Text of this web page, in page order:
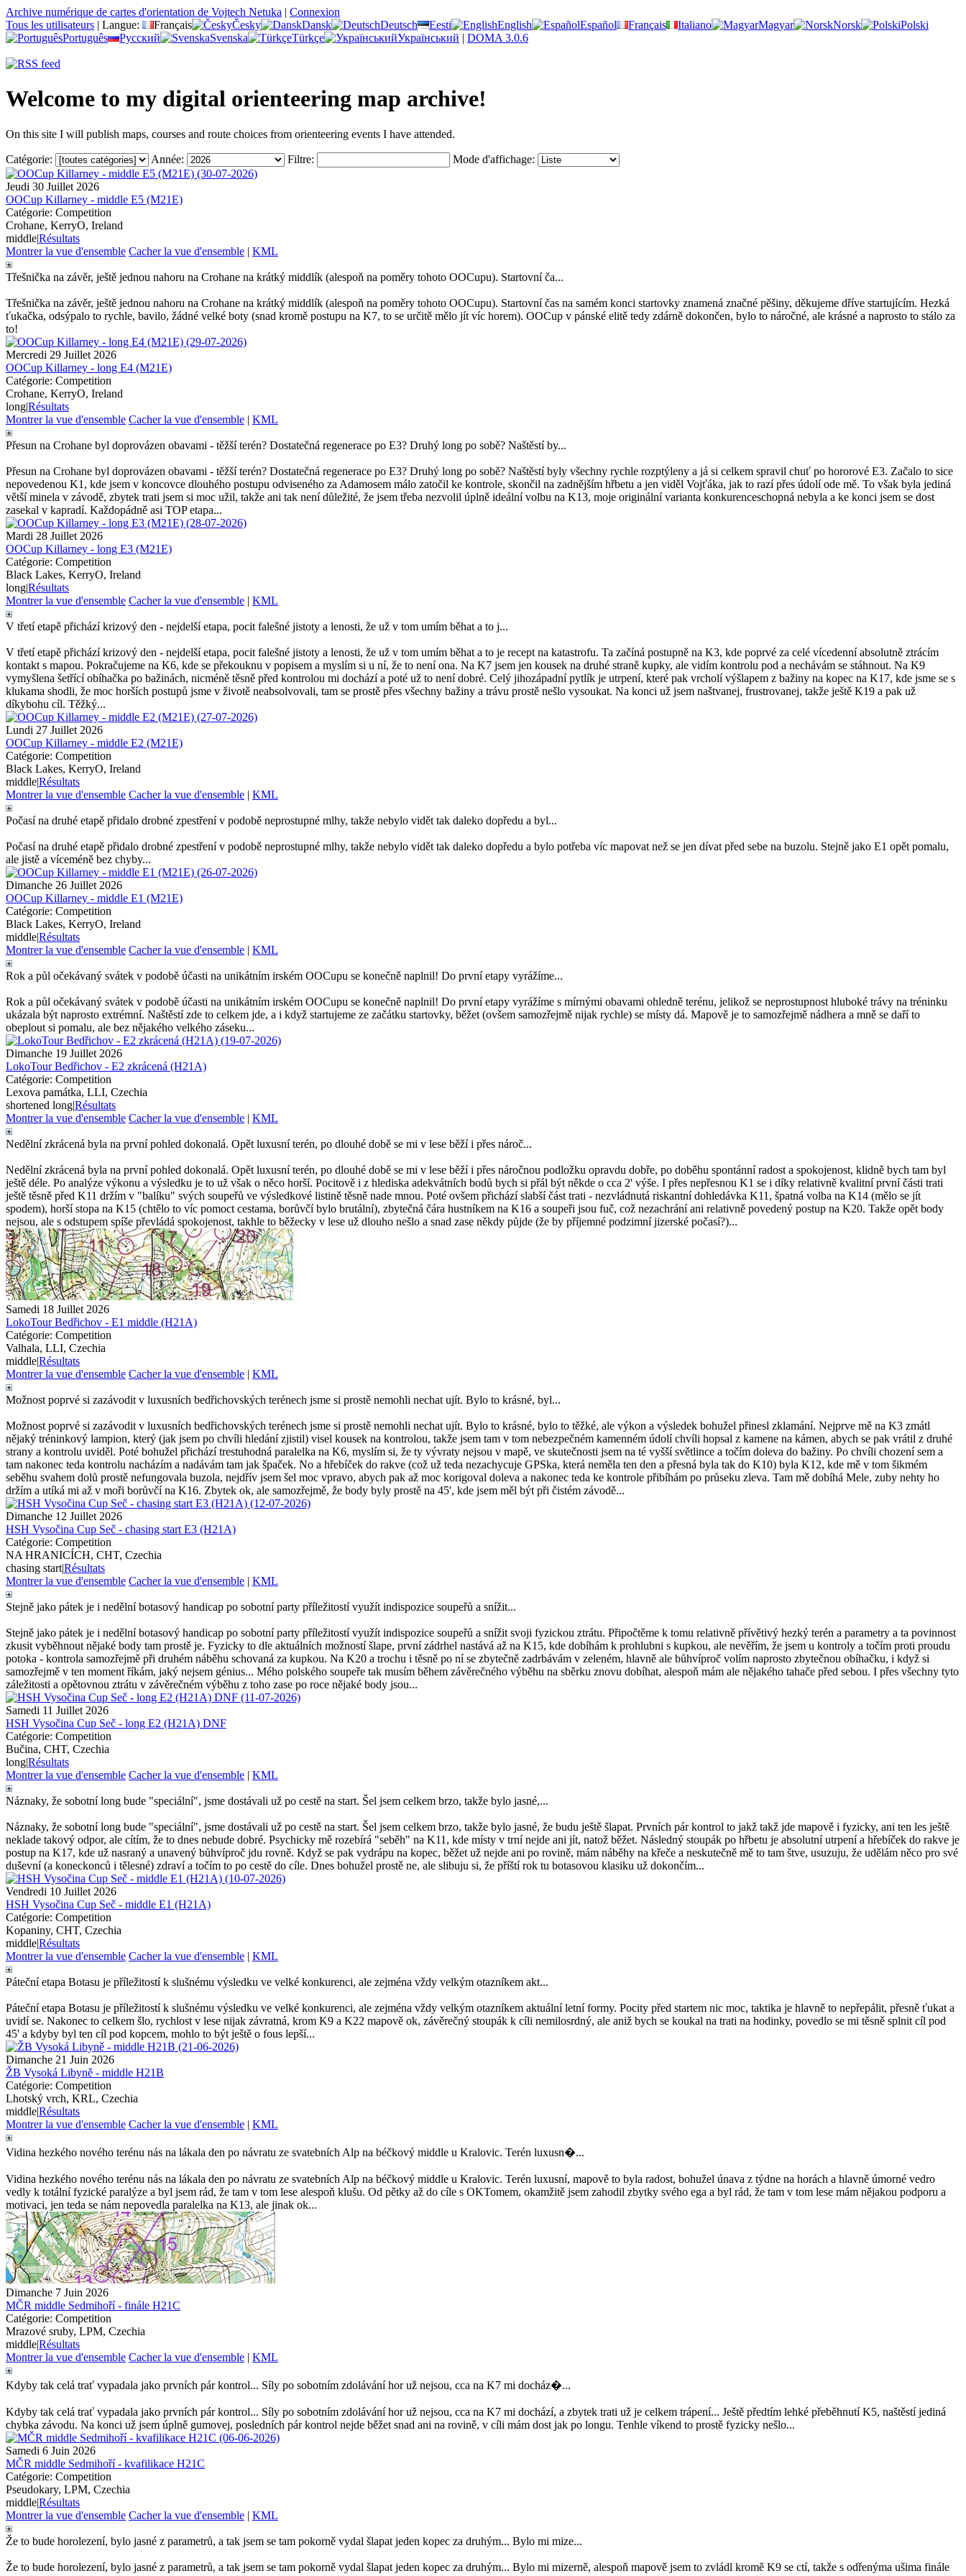
Archive numérique de cartes d'orientation de Vojtech Netuka | Connexion
Tous les utilisateurs | Langue: Français Česky Dansk Deutsch Eesti English Español Français Italiano Magyar Norsk
Polski
Português
Русский Svenska Türkçe Український | DOMA 3.0.6
Welcome to my digital orienteering map archive!
On this site I will publish maps, courses and route choices from orienteering events I have attended.
Catégorie: Année: Filtre: Mode d'affichage:
Jeudi 30 Juillet 2026
OOCup Killarney - middle E5 (M21E)
Catégorie: Competition
Crohane, KerryO, Ireland
middle|Résultats
Montrer la vue d'ensemble Cacher la vue d'ensemble | KML
Třešnička na závěr, ještě jednou nahoru na Crohane na krátký middlík (alespoň na poměry tohoto OOCupu). Startovní ča...
Třešnička na závěr, ještě jednou nahoru na Crohane na krátký middlík (alespoň na poměry tohoto OOCupu). Startovní čas na samém konci startovky znamená značné pěšiny, děkujeme dříve startujícím. Hezká
ťukačka, odsýpalo to rychle, bavilo, žádné velké boty (snad kromě postupu na K7, to se určitě mělo jít víc horem). OOCup v pánské elitě tedy zdárně dokončen, bylo to náročné, ale krásné a naprosto to stálo za
to!
Mercredi 29 Juillet 2026
OOCup Killarney - long E4 (M21E)
Catégorie: Competition
Crohane, KerryO, Ireland
long|Résultats
Montrer la vue d'ensemble Cacher la vue d'ensemble | KML
Přesun na Crohane byl doprovázen obavami - těžší terén? Dostatečná regenerace po E3? Druhý long po sobě? Naštěstí by...
Přesun na Crohane byl doprovázen obavami - těžší terén? Dostatečná regenerace po E3? Druhý long po sobě? Naštěstí byly všechny rychle rozptýleny a já si celkem spravil chuť po hororové E3. Začalo to sice
nepovedenou K1, kde jsem v koncovce dlouhého postupu odviseného za Adamosem málo zatočil ke kontrole, skončil na zadnějším hřbetu a jen viděl Vojťáka, jak to razí přes údolí ode mě. To však byla jediná
větší minela v závodě, zbytek trati jsem si moc užil, takže ani tak není důležité, že jsem třeba nezvolil úplně ideální volbu na K13, moje originální varianta konkurenceschopná nebyla a ke konci jsem se dost
zasekal v kapradí. Každopádně asi TOP etapa...
Mardi 28 Juillet 2026
OOCup Killarney - long E3 (M21E)
Catégorie: Competition
Black Lakes, KerryO, Ireland
long|Résultats
Montrer la vue d'ensemble Cacher la vue d'ensemble | KML
V třetí etapě přichází krizový den - nejdelší etapa, pocit falešné jistoty a lenosti, že už v tom umím běhat a to j...
V třetí etapě přichází krizový den - nejdelší etapa, pocit falešné jistoty a lenosti, že už v tom umím běhat a to je recept na katastrofu. Ta začíná postupně na K3, kde poprvé za celé vícedenní absolutně ztrácím
kontakt s mapou. Pokračujeme na K6, kde se překouknu v popisem a myslím si u ní, že to není ona. Na K7 jsem jen kousek na druhé straně kupky, ale vidím kontrolu pod a nechávám se stáhnout. Na K9
vymyšlena šetřící obíhačka po bažinách, nicméně těsně před kontrolou mi dochází a poté už to není dobré. Celý jihozápadní pytlík je utrpení, které pak vrcholí výšlapem z bažiny na kopec na K17, kde jsme se s
klukama shodli, že moc horších postupů jsme v životě neabsolvovali, tam se prostě přes všechny bažiny a trávu prostě nešlo vysoukat. Na konci už jsem naštvanej, frustrovanej, takže ještě K19 a pak už
díkybohu cíl. Těžký...
Lundi 27 Juillet 2026
OOCup Killarney - middle E2 (M21E)
Catégorie: Competition
Black Lakes, KerryO, Ireland
middle|Résultats
Montrer la vue d'ensemble Cacher la vue d'ensemble | KML
Počasí na druhé etapě přidalo drobné zpestření v podobě neprostupné mlhy, takže nebylo vidět tak daleko dopředu a byl...
Počasí na druhé etapě přidalo drobné zpestření v podobě neprostupné mlhy, takže nebylo vidět tak daleko dopředu a bylo potřeba víc mapovat než se jen dívat před sebe na buzolu. Stejně jako E1 opět pomalu,
ale jistě a víceméně bez chyby...
Dimanche 26 Juillet 2026
OOCup Killarney - middle E1 (M21E)
Catégorie: Competition
Black Lakes, KerryO, Ireland
middle|Résultats
Montrer la vue d'ensemble Cacher la vue d'ensemble | KML
Rok a půl očekávaný svátek v podobě účasti na unikátním irském OOCupu se konečně naplnil! Do první etapy vyrážíme...
Rok a půl očekávaný svátek v podobě účasti na unikátním irském OOCupu se konečně naplnil! Do první etapy vyrážíme s mírnými obavami ohledně terénu, jelikož se neprostupnost hluboké trávy na tréninku
ukázala být naprosto extrémní. Naštěstí zde to celkem jde, a i když startujeme ze začátku startovky, běžet (ovšem samozřejmě nijak rychle) se místy dá. Mapově je to samozřejmě nádhera a mně se daří to
obeplout si pomalu, ale bez nějakého velkého záseku...
Dimanche 19 Juillet 2026
LokoTour Bedřichov - E2 zkrácená (H21A)
Catégorie: Competition
Lexova památka, LLI, Czechia
shortened long|Résultats
Montrer la vue d'ensemble Cacher la vue d'ensemble | KML
Nedělní zkrácená byla na první pohled dokonalá. Opět luxusní terén, po dlouhé době se mi v lese běží i přes nároč...
Nedělní zkrácená byla na první pohled dokonalá. Opět luxusní terén, po dlouhé době se mi v lese běží i přes náročnou podložku opravdu dobře, po doběhu spontánní radost a spokojenost, klidně bych tam byl
ještě déle. Po analýze výkonu a výsledku je to už však o něco horší. Pocitově i z hlediska adekvátních bodů bych si přál být někde o cca 2' výše. I přes nepřesnou K1 se i díky relativně kvalitní první části trati
ještě těsně před K11 držím v "balíku" svých soupeřů ve výsledkové listině těsně nade mnou. Poté ovšem přichází slabší část trati - nezvládnutá riskantní dohledávka K11, špatná volba na K14 (mělo se jít
spodem), horší stopa na K15 (chtělo to víc pomoct cestama, borůvčí bylo brutální), zbytečná čára hustníkem na K16 a soupeři jsou fuč, což nezachrání ani relativně povedený postup na K20. Takže opět body
nejsou, ale s odstupem spíše převládá spokojenost, takhle to běžecky v lese už dlouho nešlo a snad zase někdy půjde (že by příjemné podzimní jizerské počasí?)...
Samedi 18 Juillet 2026
LokoTour Bedřichov - E1 middle (H21A)
Catégorie: Competition
Valhala, LLI, Czechia
middle|Résultats
Montrer la vue d'ensemble Cacher la vue d'ensemble | KML
Možnost poprvé si zazávodit v luxusních bedřichovských terénech jsme si prostě nemohli nechat ujít. Bylo to krásné, byl...
Možnost poprvé si zazávodit v luxusních bedřichovských terénech jsme si prostě nemohli nechat ujít. Bylo to krásné, bylo to těžké, ale výkon a výsledek bohužel přinesl zklamání. Nejprve mě na K3 zmátl
nějaký tréninkový lampion, který (jak jsem po chvíli hledání zjistil) visel kousek na kontrolou, takže jsem tam v tom nebezpečném kamenném údolí chvíli hopsal z kamene na kámen, abych se pak vrátil z druhé
strany a kontrolu uviděl. Poté bohužel přichází trestuhodná paralelka na K6, myslím si, že ty vývraty nejsou v mapě, ve skutečnosti jsem na té vyšší světlince a točím doleva do bažiny. Po chvíli chození sem a
tam nakonec teda kontrolu nacházím a nadávám tam jak špaček. No a hřebíček do rakve (což už teda nezachycuje GPSka, která neměla ten den a přesná byla tak do K10) byla K12, kde mě v tom šikmém
seběhu svahem dolů prostě nefungovala buzola, nejdřív jsem šel moc vpravo, abych pak až moc korigoval doleva a nakonec teda ke kontrole přibíhám po průseku zleva. Tam mě dobíhá Mele, zuby nehty ho
držím a utíká mi až v moři borůvčí na K16. Zbytek ok, ale samozřejmě, že body byly prostě na 45', kde jsem měl být při čistém závodě...
Dimanche 12 Juillet 2026
HSH Vysočina Cup Seč - chasing start E3 (H21A)
Catégorie: Competition
NA HRANICÍCH, CHT, Czechia
chasing start|Résultats
Montrer la vue d'ensemble Cacher la vue d'ensemble | KML
Stejně jako pátek je i nedělní botasový handicap po sobotní party příležitostí využít indispozice soupeřů a snížit...
Stejně jako pátek je i nedělní botasový handicap po sobotní party příležitostí využít indispozice soupeřů a snížit svoji fyzickou ztrátu. Připočtěme k tomu relativně přívětivý hezký terén a parametry a ta povinnost
zkusit vyběhnout nějaké body tam prostě je. Fyzicky to dle aktuálních možností šlape, první zádrhel nastává až na K15, kde dobíhám k prohlubni s kupkou, ale nevěřím, že jsem u kontroly a točím proti proudu
potoka - kontrola samozřejmě při druhém náběhu schovaná za kupkou. Na K20 a trochu i těsně po ní se zbytečně zadrbávám v zeleném, hlavně ale bůhvíproč volím naprosto zbytečnou obíhačku, i když si
samozřejmě v ten moment říkám, jaký nejsem génius... Mého polského soupeře tak musím během závěrečného výběhu na sběrku znovu dobíhat, alespoň mám ale nějakého tahače před sebou. I přes všechny tyto
záležitosti a opětovnou ztrátu v závěrečném výběhu z toho zase po roce nějaké body jsou...
Samedi 11 Juillet 2026
HSH Vysočina Cup Seč - long E2 (H21A) DNF
Catégorie: Competition
Bučina, CHT, Czechia
long|Résultats
Montrer la vue d'ensemble Cacher la vue d'ensemble | KML
Náznaky, že sobotní long bude "speciální", jsme dostávali už po cestě na start. Šel jsem celkem brzo, takže bylo jasné,...
Náznaky, že sobotní long bude "speciální", jsme dostávali už po cestě na start. Šel jsem celkem brzo, takže bylo jasné, že budu ještě šlapat. Prvních pár kontrol to jakž takž jde mapově i fyzicky, ani ten les ještě
neklade takový odpor, ale cítím, že to dnes nebude dobré. Psychicky mě rozebírá "seběh" na K11, kde místy v trní nejde ani jít, natož běžet. Následný stoupák po hřbetu je absolutní utrpení a hřebíček do rakve je
postup na K17, kde už nasraný a unavený bůhvíproč jdu rovně. Když se pak vydrápu na kopec, běžet už nejde ani po rovině, mám náběhy na křeče a neskutečně mě to tam štve, usuzuju, že udělám něco pro své
duševní (a koneckonců i tělesné) zdraví a točím to po cestě do cíle. Dnes bohužel prostě ne, ale slibuju si, že příští rok tu botasovou klasiku už dokončím...
Vendredi 10 Juillet 2026
HSH Vysočina Cup Seč - middle E1 (H21A)
Catégorie: Competition
Kopaniny, CHT, Czechia
middle|Résultats
Montrer la vue d'ensemble Cacher la vue d'ensemble | KML
Páteční etapa Botasu je příležitostí k slušnému výsledku ve velké konkurenci, ale zejména vždy velkým otazníkem akt...
Páteční etapa Botasu je příležitostí k slušnému výsledku ve velké konkurenci, ale zejména vždy velkým otazníkem aktuální letní formy. Pocity před startem nic moc, taktika je hlavně to nepřepálit, přesně ťukat a
uvidí se. Nakonec to celkem šlo, rychlost v lese nijak závratná, krom K9 a K22 mapově ok, závěrečný stoupák k cíli nemilosrdný, ale aniž bych se koukal na trati na hodinky, povedlo se mi těsně splnit cíl pod
45' a kdyby byl ten cíl pod kopcem, mohlo to být ještě o fous lepší...
Dimanche 21 Juin 2026
ŽB Vysoká Libyně - middle H21B
Catégorie: Competition
Lhotský vrch, KRL, Czechia
middle|Résultats
Montrer la vue d'ensemble Cacher la vue d'ensemble | KML
Vidina hezkého nového terénu nás na lákala den po návratu ze svatebních Alp na béčkový middle u Kralovic. Terén luxusn�...
Vidina hezkého nového terénu nás na lákala den po návratu ze svatebních Alp na béčkový middle u Kralovic. Terén luxusní, mapově to byla radost, bohužel únava z týdne na horách a hlavně úmorné vedro
vedly k totální fyzické paralýze a byl jsem rád, že tam v tom lese alespoň klušu. Od pětky až do cíle s OKTomem, okamžitě jsem zahodil zbytky svého ega a byl rád, že tam v tom lese mám nějakou podporu a
motivaci, jen teda se nám nepovedla paralelka na K13, ale jinak ok...
Dimanche 7 Juin 2026
MČR middle Sedmihoří - finále H21C
Catégorie: Competition
Mrazové sruby, LPM, Czechia
middle|Résultats
Montrer la vue d'ensemble Cacher la vue d'ensemble | KML
Kdyby tak celá trať vypadala jako prvních pár kontrol... Síly po sobotním zdolávání hor už nejsou, cca na K7 mi docház�...
Kdyby tak celá trať vypadala jako prvních pár kontrol... Síly po sobotním zdolávání hor už nejsou, cca na K7 mi dochází, a zbytek trati už je celkem trápení... Ještě předtím lehké přeběhnutí K5, naštěstí jediná
chybka závodu. Na konci už jsem úplně gumovej, posledních pár kontrol nejde běžet snad ani na rovině, v cíli mám dost jak po longu. Tenhle víkend to prostě fyzicky nešlo...
Samedi 6 Juin 2026
MČR middle Sedmihoří - kvafilikace H21C
Catégorie: Competition
Pseudokary, LPM, Czechia
middle|Résultats
Montrer la vue d'ensemble Cacher la vue d'ensemble | KML
Že to bude horolezení, bylo jasné z parametrů, a tak jsem se tam pokorně vydal šlapat jeden kopec za druhým... Bylo mi mize...
Že to bude horolezení, bylo jasné z parametrů, a tak jsem se tam pokorně vydal šlapat jeden kopec za druhým... Bylo mi mizerně, alespoň mapově jsem to zvládl kromě K9 se ctí, takže s odřenýma ušima finále